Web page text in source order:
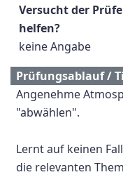
Versucht der
helfen?
keine Angabe
Prüfungsablauf /
Angenehme
"abwählen".
Lernt auf keinen
die relevanten